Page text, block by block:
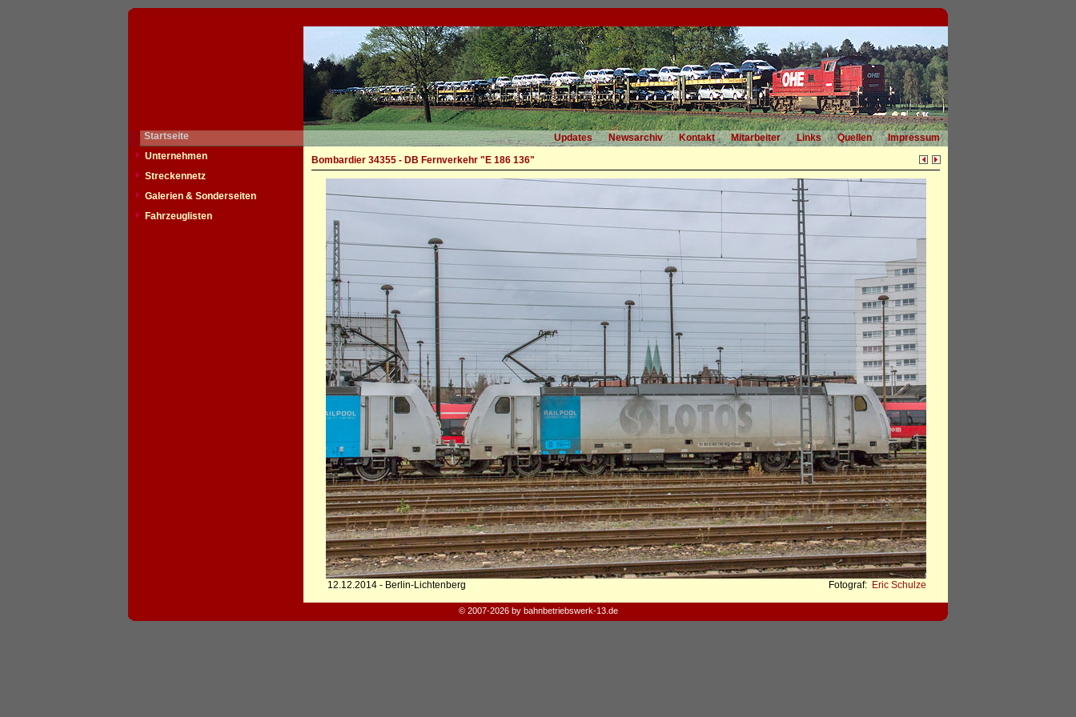
Startseite Updates Newsarchiv Kontakt Mitarbeiter Links Quellen
Impressum
Unternehmen
Streckennetz
Galerien & Sonderseiten
Fahrzeuglisten
Bombardier 34355 - DB Fernverkehr "E 186 136"
12.12.2014 - Berlin-Lichtenberg Fotograf: Eric Schulze
© 2007-2026 by bahnbetriebswerk-13.de